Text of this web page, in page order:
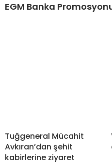
EGM Banka
Tuğgeneral Mücahit
Avkıran’dan şehit
kabirlerine ziyaret